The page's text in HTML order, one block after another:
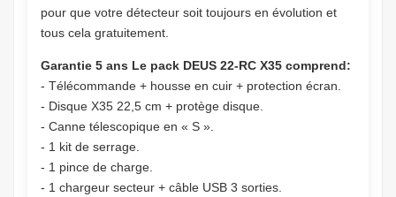
pour que votre détecteur soit toujours en évolution et
tous cela gratuitement.
Garantie 5 ans Le pack DEUS 22-RC X35 comprend:
- Télécommande + housse en cuir + protection écran.
- Disque X35 22,5 cm + protège disque.
- Canne télescopique en « S ».
- 1 kit de serrage.
- 1 pince de charge.
- 1 chargeur secteur + câble USB 3 sorties.